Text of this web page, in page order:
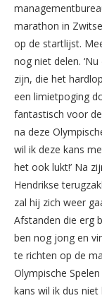
marathon in
op de startlijst.
nog niet delen.
zijn, die het
een limietpoging
fantastisch voor
na deze
wil ik deze kans
het ook lukt!’ Na
Hendrikse
zal hij zich weer
Afstanden die erg
ben nog jong en
te richten op de
Olympische
kans wil ik dus niet